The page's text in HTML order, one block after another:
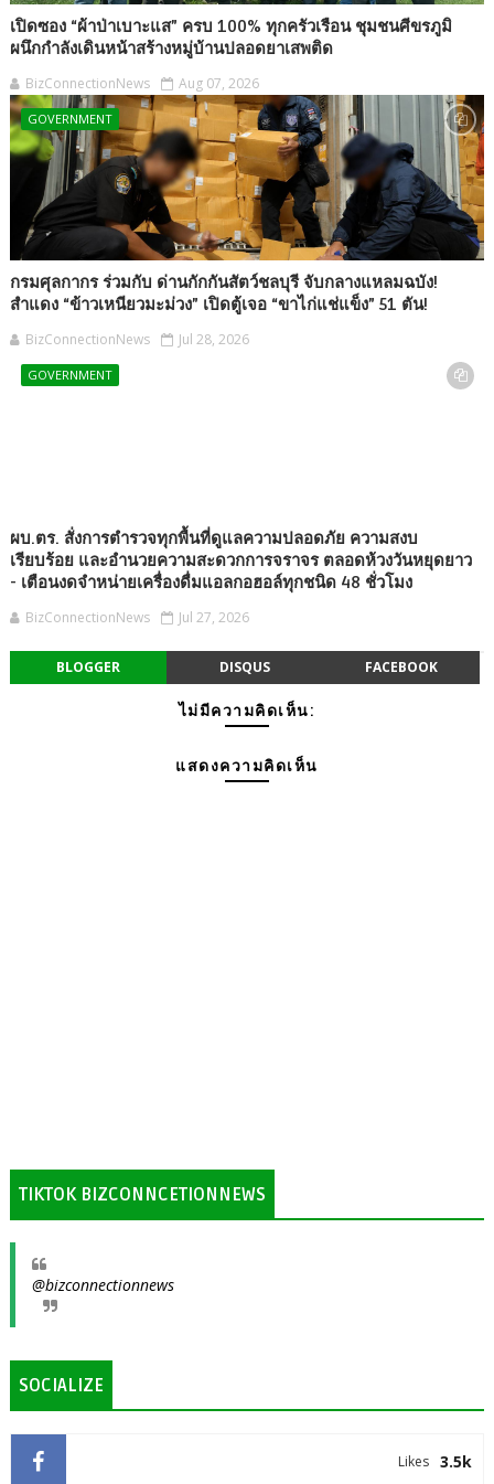
เปิดซอง “ผ้าป่าเบาะแส” ครบ 100% ทุกครัวเรือน ชุมชนศีขรภูมิ
ผนึกกำลังเดินหน้าสร้างหมู่บ้านปลอดยาเสพติด
BizConnectionNews Aug 07, 2026
GOVERNMENT
กรมศุลกากร ร่วมกับ ด่านกักกันสัตว์ชลบุรี จับกลางแหลมฉบัง!
สำแดง “ข้าวเหนียวมะม่วง” เปิดตู้เจอ “ขาไก่แช่แข็ง” 51 ตัน!
BizConnectionNews Jul 28, 2026
GOVERNMENT
ผบ.ตร. สั่งการตำรวจทุกพื้นที่ดูแลความปลอดภัย ความสงบ
เรียบร้อย และอำนวยความสะดวกการจราจร ตลอดห้วงวันหยุดยาว
- เตือนงดจำหน่ายเครื่องดื่มแอลกอฮอล์ทุกชนิด 48 ชั่วโมง
BizConnectionNews Jul 27, 2026
BLOGGER DISQUS FACEBOOK
ไม่มีความคิดเห็น:
แสดงความคิดเห็น
TIKTOK BIZCONNCETIONNEWS
@bizconnectionnews
SOCIALIZE
3.5k
Likes